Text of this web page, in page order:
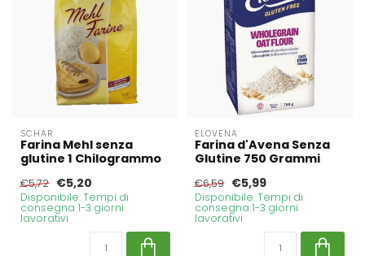
SCHAR
Farina Mehl senza
glutine 1 Chilogrammo
€5,72 €5,20
Disponibile. Tempi di
consegna 1-3 giorni
lavorativi
ELOVENA
Farina d'Avena Senza
Glutine 750 Grammi
€6,59 €5,99
Disponibile. Tempi di
consegna 1-3 giorni
lavorativi